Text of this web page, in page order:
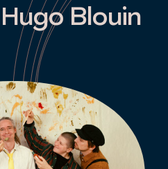
Blouin